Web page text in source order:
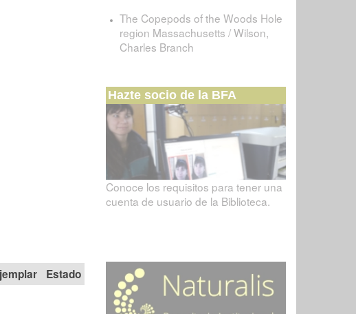
Estado
The Copepods of the Woods Hole
region Massachusetts / Wilson,
Charles Branch
Hazte socio de la BFA
Conoce los requisitos para tener una
cuenta de usuario de la Biblioteca.